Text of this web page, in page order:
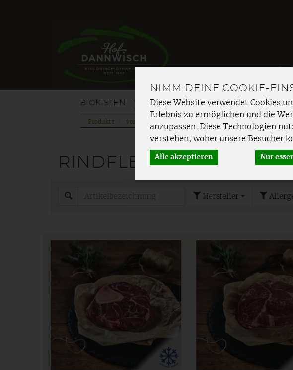
NIMM DEINE COOKIE-
Diese Website verwendet Cookies
Erlebnis zu ermöglichen und die
anzupassen. Diese Technologien
verstehen, woher unsere Besucher
Alle akzeptieren Nur
BIOKISTEN VOM HOF OBST GEMÜSE
Produkte vom Hof Fleisch gefroren Rindfleisch
RINDFLEISCH HOF TK
Hersteller